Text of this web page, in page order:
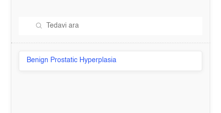
Benign Prostatic Hyperplasia